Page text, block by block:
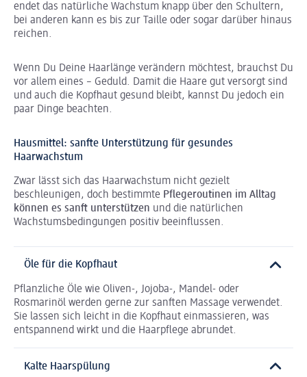
endet das natürliche Wachstum knapp über den Schultern,
bei anderen kann es bis zur Taille oder sogar darüber hinaus
reichen.
Wenn Du Deine Haarlänge verändern möchtest, brauchst Du
vor allem eines – Geduld. Damit die Haare gut versorgt sind
und auch die Kopfhaut gesund bleibt, kannst Du jedoch ein
paar Dinge beachten.
Hausmittel: sanfte Unterstützung für gesundes
Haarwachstum
Zwar lässt sich das Haarwachstum nicht gezielt
beschleunigen, doch bestimmte Pflegeroutinen im Alltag
können es sanft unterstützen und die natürlichen
Wachstumsbedingungen positiv beeinflussen.
Öle für die Kopfhaut
Pflanzliche Öle wie Oliven-, Jojoba-, Mandel- oder
Rosmarinöl werden gerne zur sanften Massage verwendet.
Sie lassen sich leicht in die Kopfhaut einmassieren, was
entspannend wirkt und die Haarpflege abrundet.
Kalte Haarspülung